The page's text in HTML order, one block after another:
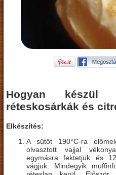
Hogyan készül
réteskosárkák és
Elkészítés:
A sütőt 190°C-ra
olvasztott vajjal
egymásra fektetjük és
vágjuk. Mindegyik